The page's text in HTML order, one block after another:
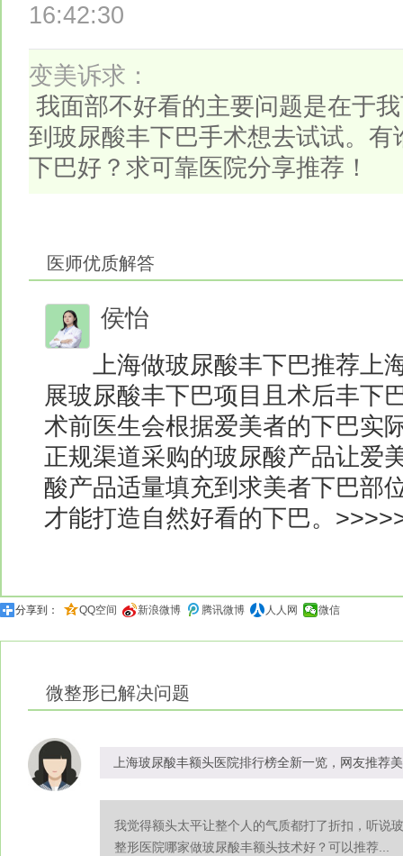
16:42:30
变美诉求：
我面部不好看的主要问题是在于
到玻尿酸丰下巴手术想去试试。
下巴好？求可靠医院分享推荐！
医师优质解答
侯怡
上海做玻尿酸丰下巴推荐上
展玻尿酸丰下巴项目且术后丰下
术前医生会根据爱美者的下巴实
正规渠道采购的玻尿酸产品让爱
酸产品适量填充到求美者下巴部
才能打造自然好看的下巴。
分享到： QQ空间 新浪微博 腾讯微博 人人网 微信
微整形已解决问题
上海玻尿酸丰额头医院排行榜全新一览，网友推荐
我觉得额头太平让整个人的气质都打了折扣，听说
整形医院哪家做玻尿酸丰额头技术好？可以推荐...